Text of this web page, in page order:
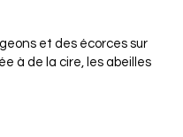
et des écorces sur
à de la cire, les abeilles